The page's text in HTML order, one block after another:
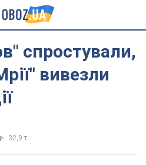
спростували,
вивезли
32,9 т.